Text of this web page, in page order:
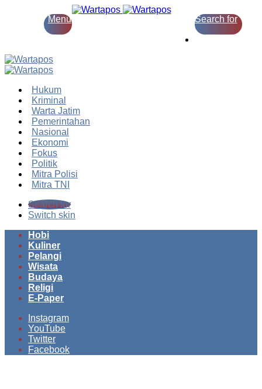
Menu Search for
Hukum
Kriminal
Warta Jatim
Pemerintahan
Nasional
Ekonomi
Fokus
Politik
Mitra Polisi
Mitra TNI
Search for
Switch skin
Hobi
Kuliner
Pelangi
Wisata
Budaya
Religi
E-Paper
Instagram
YouTube
Twitter
Facebook